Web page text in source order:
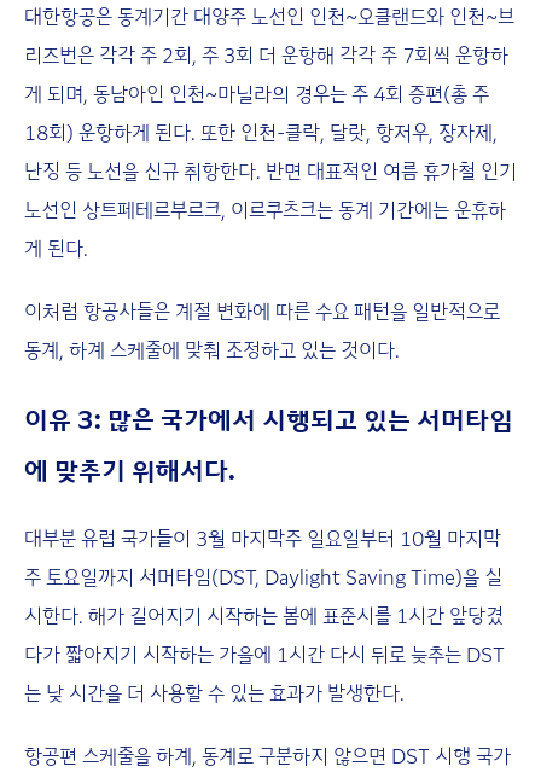
대한항공은 동계기간 대양주 노선인 인천~오클랜드와 인천~브
리즈번은 각각 주 2회, 주 3회 더 운항해 각각 주 7회씩 운항하
게 되며, 동남아인 인천~마닐라의 경우는 주 4회 증편(총 주
18회) 운항하게 된다. 또한 인천-클락, 달랏, 항저우, 장자제,
난징 등 노선을 신규 취항한다. 반면 대표적인 여름 휴가철 인기
노선인 상트페테르부르크, 이르쿠츠크는 동계 기간에는 운휴하
게 된다.
이처럼 항공사들은 계절 변화에 따른 수요 패턴을 일반적으로
동계, 하계 스케줄에 맞춰 조정하고 있는 것이다.
이유 3: 많은 국가에서 시행되고 있는 서머타임
에 맞추기 위해서다.
대부분 유럽 국가들이 3월 마지막주 일요일부터 10월 마지막
주 토요일까지 서머타임(DST, Daylight Saving Time)을 실
시한다. 해가 길어지기 시작하는 봄에 표준시를 1시간 앞당겼
다가 짧아지기 시작하는 가을에 1시간 다시 뒤로 늦추는 DST
는 낮 시간을 더 사용할 수 있는 효과가 발생한다.
항공편 스케줄을 하계, 동계로 구분하지 않으면 DST 시행 국가